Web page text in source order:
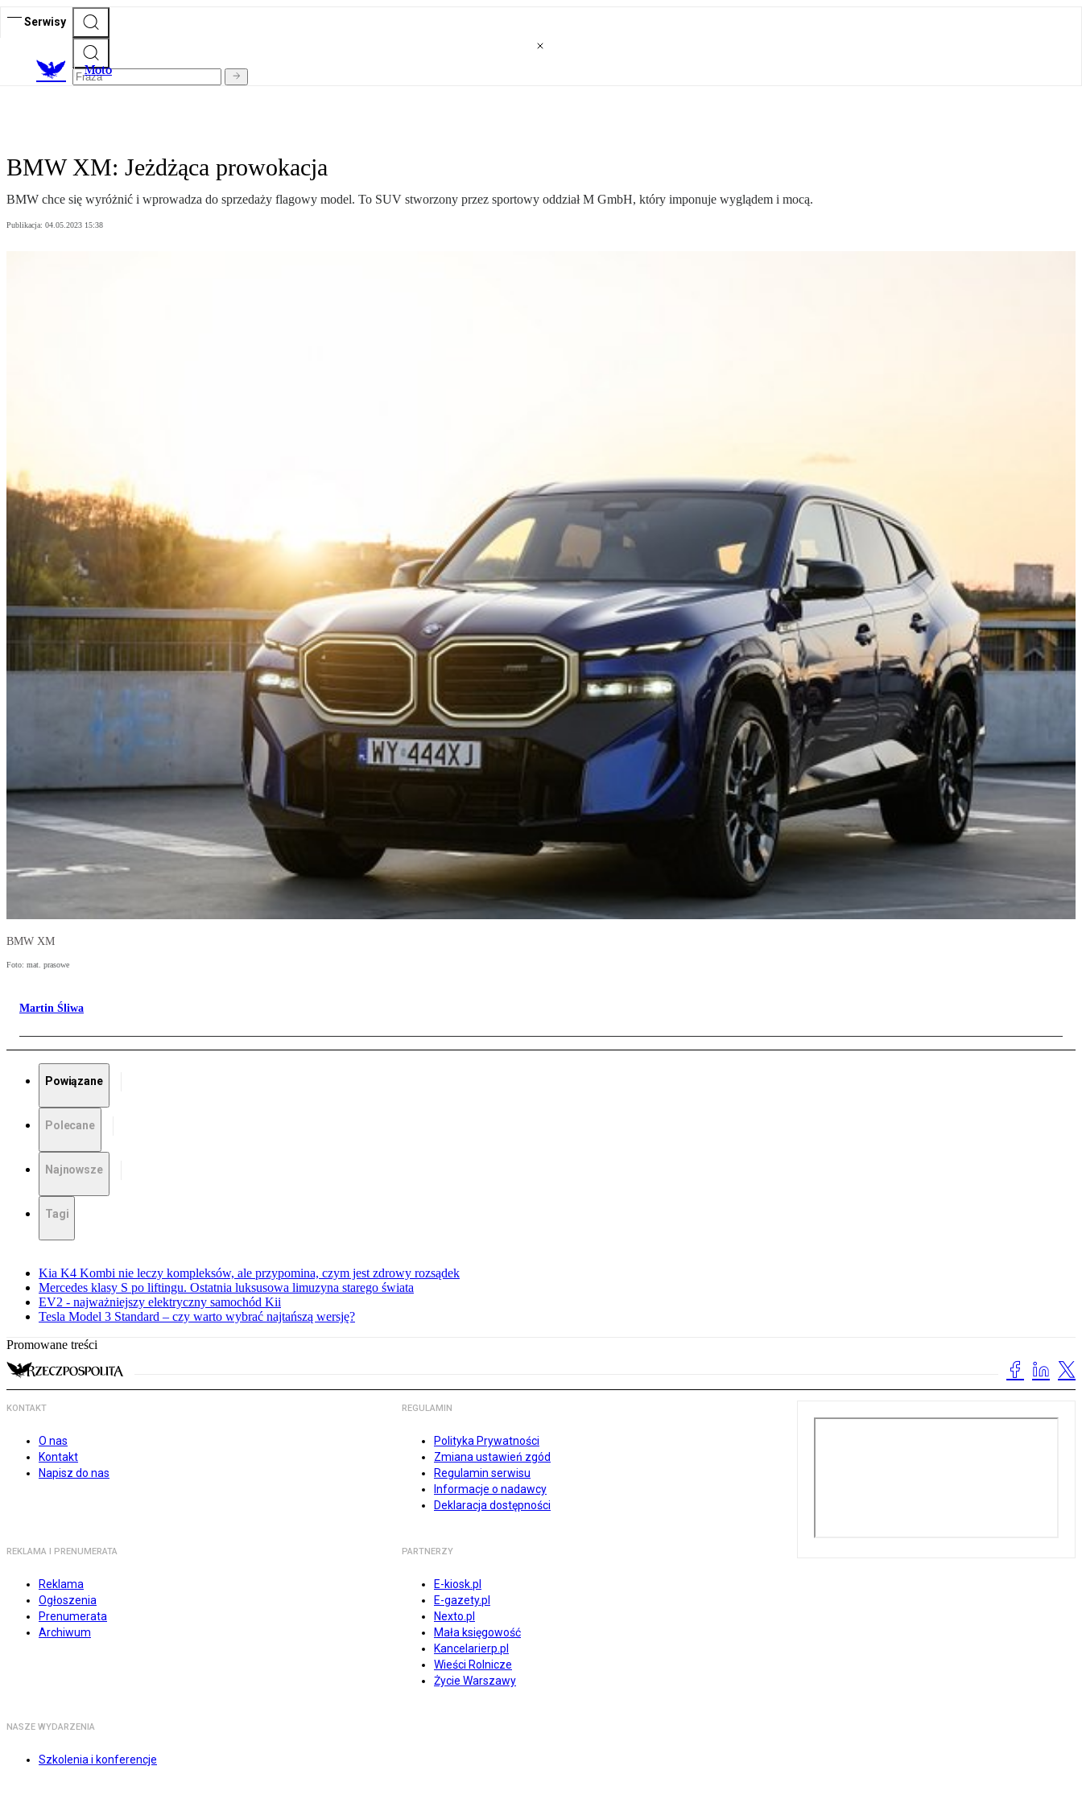
Serwisy
Moto
BMW XM: Jeżdżąca prowokacja
BMW chce się wyróżnić i wprowadza do sprzedaży flagowy model. To SUV stworzony przez sportowy oddział M GmbH, który imponuje wyglądem i mocą.
Publikacja: 04.05.2023 15:38
BMW XM
Foto: mat. prasowe
Martin Śliwa
Powiązane
Polecane
Najnowsze
Tagi
Kia K4 Kombi nie leczy kompleksów, ale przypomina, czym jest zdrowy rozsądek
Mercedes klasy S po liftingu. Ostatnia luksusowa limuzyna starego świata
EV2 - najważniejszy elektryczny samochód Kii
Tesla Model 3 Standard – czy warto wybrać najtańszą wersję?
Promowane treści
KONTAKT
O nas
Kontakt
Napisz do nas
REGULAMIN
Polityka Prywatności
Zmiana ustawień zgód
Regulamin serwisu
Informacje o nadawcy
Deklaracja dostępności
REKLAMA I PRENUMERATA
Reklama
Ogłoszenia
Prenumerata
Archiwum
PARTNERZY
E-kiosk.pl
E-gazety.pl
Nexto.pl
Mała księgowość
Kancelarierp.pl
Wieści Rolnicze
Życie Warszawy
NASZE WYDARZENIA
Szkolenia i konferencje